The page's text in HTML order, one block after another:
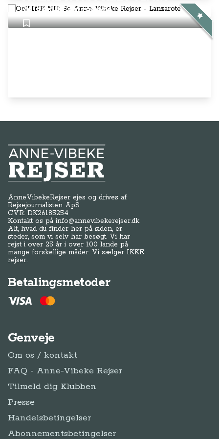
Rejser - Lanzarote
Anne-Vibeke Rejser
AnneVibekeRejser ejes og drives af
Rejsejournalisten ApS
CVR: DK26185254
Kontakt os påinfo@annevibekerejser.dk
Alt, hvad du finder her på siden, er
steder, som vi selv har besøgt. Vi har
rejst i over 25 år i over 100 lande på
mange forskellige måder. Vi sælger IKKE
rejser.
Betalingsmetoder
Genveje
Om os / kontakt
FAQ - Anne-Vibeke Rejser
Tilmeld dig Klubben
Presse
Handelsbetingelser
Abonnementsbetingelser